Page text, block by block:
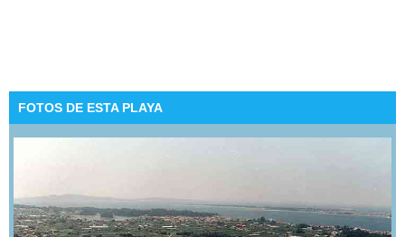
FOTOS DE ESTA PLAYA